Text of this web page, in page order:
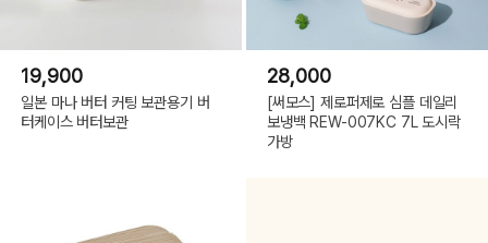
19,900
일본 마나 버터 커팅 보관용기 버
터케이스 버터보관
28,000
[써모스] 제로퍼제로 심플 데일리
보냉백 REW-007KC 7L 도시락
가방